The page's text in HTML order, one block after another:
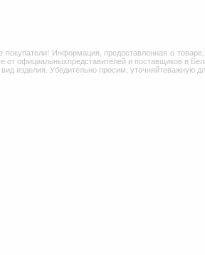
Информация, предоставленная о
от официальныхпредставителей и поставщиков в
изделия. Убедительно просим, уточняйтеважную